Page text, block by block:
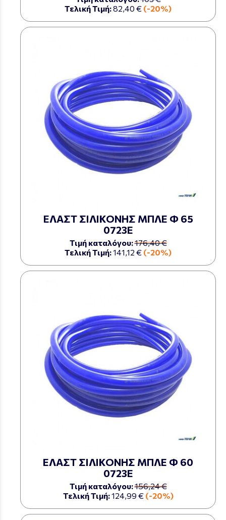
Τελική Τιμή:82,40 € (-20%)
ΕΛΑΣΤ ΣΙΛΙΚΟΝΗΣ ΜΠΛΕ Φ 65
0723Ε
Τιμή καταλόγου:176,40 €
Τελική Τιμή:141,12 € (-20%)
ΕΛΑΣΤ ΣΙΛΙΚΟΝΗΣ ΜΠΛΕ Φ 60
0723Ε
Τιμή καταλόγου:156,24 €
Τελική Τιμή:124,99 € (-20%)